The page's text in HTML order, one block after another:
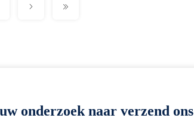
onderzoek naar verzend ons